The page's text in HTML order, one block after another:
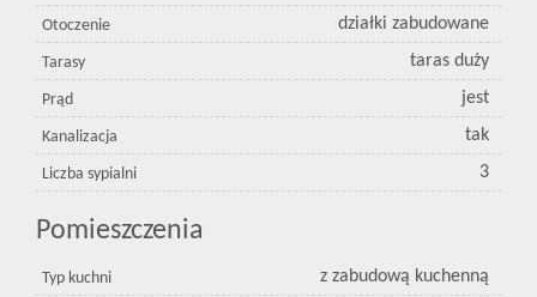
Otoczenie działki zabudowane
Tarasy taras duży
Prąd jest
Kanalizacja tak
Liczba sypialni 3
Pomieszczenia
Typ kuchni z zabudową kuchenną